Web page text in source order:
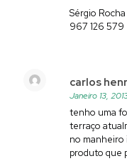
Sérgio Rocha
967 126 579
carlos
Janeiro 13,
tenho uma
terraço
no manheiro
produto que